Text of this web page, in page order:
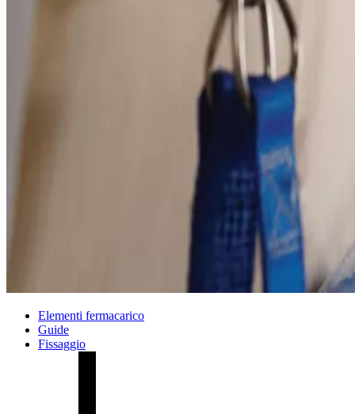
Elementi fermacarico
Guide
Fissaggio